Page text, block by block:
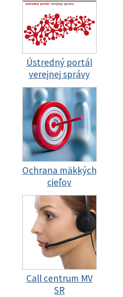
Ústredný portál
verejnej správy
Ochrana mäkkých
cieľov
Call centrum MV
SR